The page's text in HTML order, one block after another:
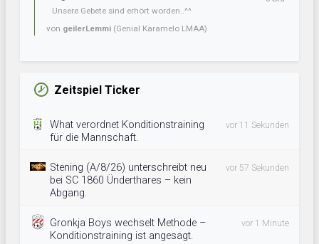
Unsere Gebete sind erhört worden..^^
von geilerLemmi (Genial Karamelo LMAA)
Zeitspiel Ticker
What verordnet Konditionstraining
für die Mannschaft.
vor 11 Sekunden
Stening (A/8/26) unterschreibt neu
bei SC 1860 Ünderthares – kein
Abgang.
vor 57 Sekunden
Gronkja Boys wechselt Methode –
Konditionstraining ist angesagt.
vor 1 Minute